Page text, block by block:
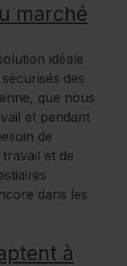
marché
idéale
des
que nous
et pendant
de
et de
dans les
à